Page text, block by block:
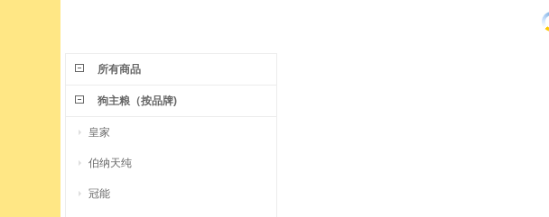
所有商品
狗主粮（按品牌)
皇家
伯纳天纯
冠能